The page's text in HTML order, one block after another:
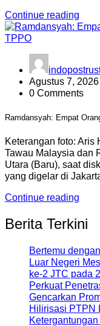
Continue reading
Agustus 7, 2026
0 Comments
Ramdansyah: Empat
Keterangan foto: Aris
Tawau Malaysia dan
Utara (Baru), saat
yang digelar di
Continue reading
Berita Terkini
Bertemu
Luar Negeri
ke-2 JTC pada
Perkuat
Gencarkan
Hilirisasi PTPN